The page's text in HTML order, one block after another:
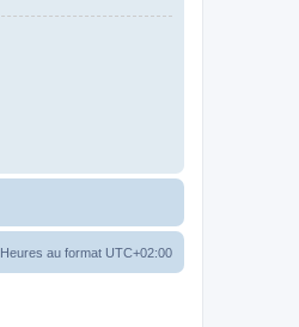
Heures au format UTC+02:00